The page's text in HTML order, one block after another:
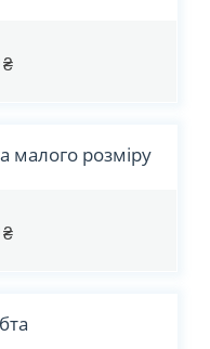
₴
малого розміру
₴